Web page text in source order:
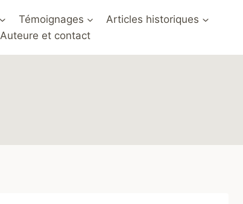
Témoignages
Articles historiques
Auteure et contact